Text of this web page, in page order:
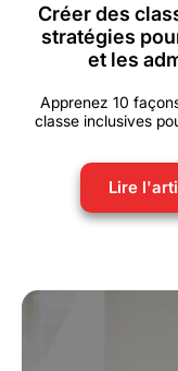
Créer des
stratégies
et les
Apprenez 10
classe inclusives
Lire